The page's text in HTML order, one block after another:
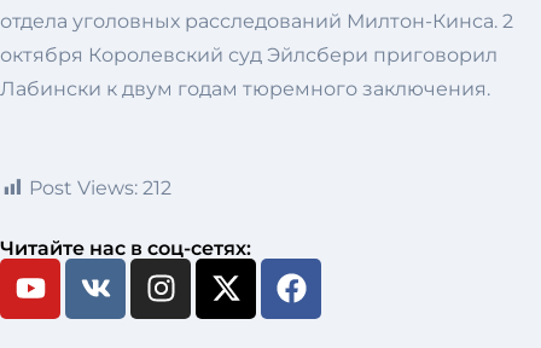
отдела уголовных расследований Милтон-Кинса. 2
октября Королевский суд Эйлсбери приговорил
Лабински к двум годам тюремного заключения.
Post Views: 212
Читайте нас в соц-сетях: